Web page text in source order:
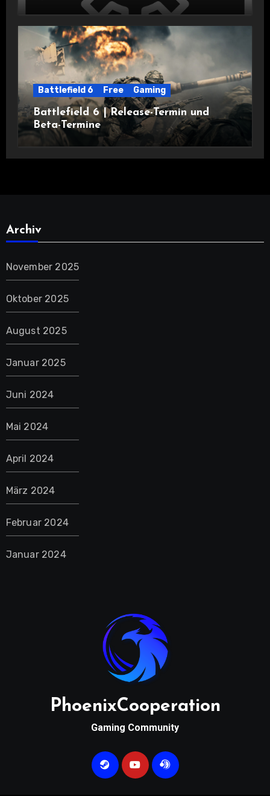
Battlefield 6 Free Gaming
Battlefield 6 | Release-Termin und
Beta-Termine
Archiv
November 2025
Oktober 2025
August 2025
Januar 2025
Juni 2024
Mai 2024
April 2024
März 2024
Februar 2024
Januar 2024
PhoenixCooperation
Gaming Community